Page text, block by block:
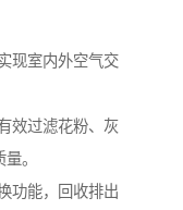
现室内外空气交
效过滤花粉、灰
。
功能，回收排出